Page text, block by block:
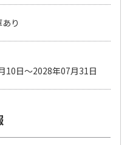
虹のか
ーティフ
の香り
えBOX とりささ…
り
10日～2028年07月31日